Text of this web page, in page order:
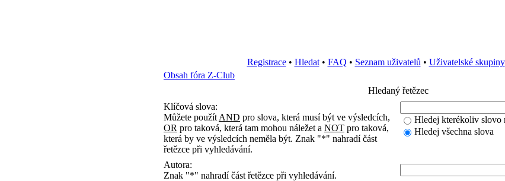
Registrace• Hledat• FAQ • Seznam uživatelů • Uživatelské skupiny
Obsah fóra Z-Club
Hledaný řetězec
Klíčová slova:
Můžete použít AND pro slova, která musí být ve výsledcích,
OR pro taková, která tam mohou náležet a NOT pro taková,
která by ve výsledcích neměla být. Znak "*" nahradí část
řetězce při vyhledávání.
Hledej kterékoliv slovo
Hledej všechna slova
Autora:
Znak "*" nahradí část řetězce při vyhledávání.